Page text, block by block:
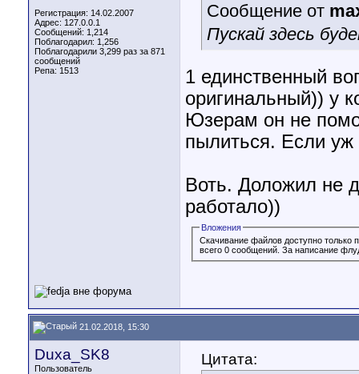
Регистрация: 14.02.2007
Адрес: 127.0.0.1
Сообщений: 1,214
Поблагодарил: 1,256
Поблагодарили 3,299 раз за 871
сообщений
Репа: 1513
Сообщение от
Пускай здесь
1 единственный
оригинальный)) у
Юзерам он не
пылиться. Если уж
Воть. Доложил не
работало))
Вложения
Скачивание файлов доступно
всего 0 сообщений. За написание
21.02.2018, 15:30
Duxa_SK8
Пользователь
Цитата: